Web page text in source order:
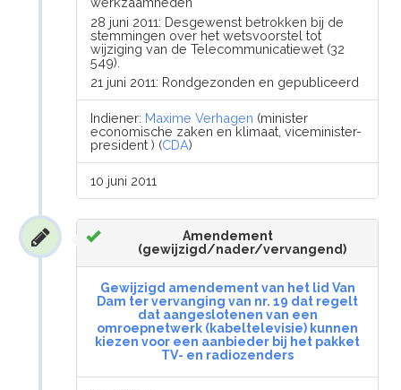
28 juni 2011: Desgewenst betrokken bij de
stemmingen over het wetsvoorstel tot
wijziging van de Telecommunicatiewet (32
549).
21 juni 2011: Rondgezonden en gepubliceerd
Indiener: Maxime Verhagen (minister
economische zaken en klimaat, viceminister-
president ) (CDA)
10 juni 2011
Amendement
(gewijzigd/nader/vervangend)
Gewijzigd amendement van het lid Van
Dam ter vervanging van nr. 19 dat regelt
dat aangeslotenen van een
omroepnetwerk (kabeltelevisie) kunnen
kiezen voor een aanbieder bij het pakket
TV- en radiozenders